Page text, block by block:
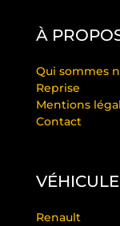
À
Qui sommes
Reprise
Mentions
Contact
Renault